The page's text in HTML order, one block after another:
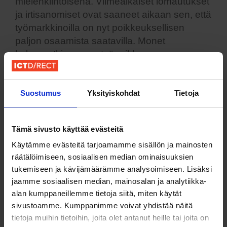
Suostumus Yksityiskohdat Tietoja
Tämä sivusto käyttää evästeitä
Käytämme evästeitä tarjoamamme sisällön ja mainosten
räätälöimiseen, sosiaalisen median ominaisuuksien
tukemiseen ja kävijämäärämme analysoimiseen. Lisäksi
jaamme sosiaalisen median, mainosalan ja analytiikka-
alan kumppaneillemme tietoja siitä, miten käytät
sivustoamme. Kumppanimme voivat yhdistää näitä
tietoja muihin tietoihin, joita olet antanut heille tai joita on
ja irtisanomiset ovat saaneet aikaan sen, että
työmarkkinoilla on nyt poikkeuksellisen
paljon osaamista saatavilla. Monet
kokeneetkin, oman työpaikkansa
tulevaisuudesta epävarmat IT-ammattilaiset
etsivät aktiivisesti uusia työmahdollisuuksia.
Se tekee tästä ajasta otollisen rekrytoinneille.
Mikäli yrityksellä on tarve rekrytoida, nyt olisi
Lisäksi, kun työnhakijoiden määrä on suuri,
yrityksillä on mahdollisuus valita laajasta
hakijajoukosta. Avoinna oleviin
peruskoodaajien ja geneerisen osaamisen
työpaikkoihin tulee helposti jopa satoja
hakemuksia.